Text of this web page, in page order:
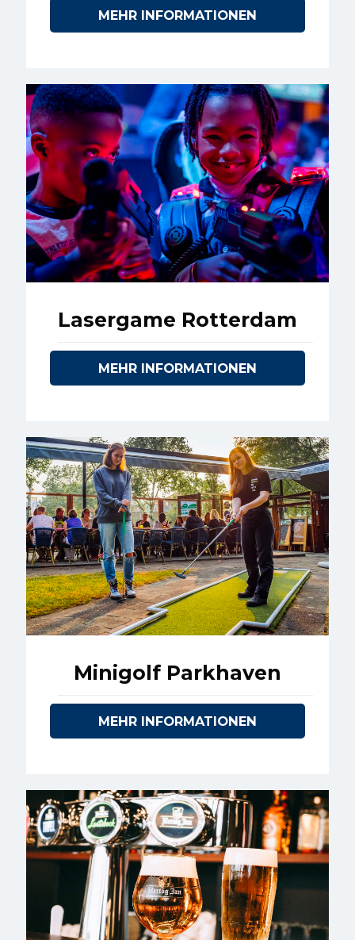
MEHR INFORMATIONEN
Lasergame Rotterdam
MEHR INFORMATIONEN
Minigolf Parkhaven
MEHR INFORMATIONEN